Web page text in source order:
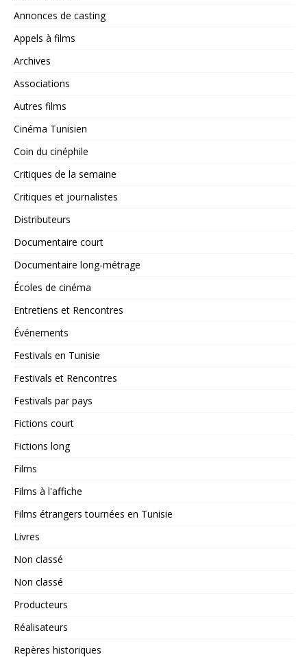
Annonces de casting
Appels à films
Archives
Associations
Autres films
Cinéma Tunisien
Coin du cinéphile
Critiques de la semaine
Critiques et journalistes
Distributeurs
Documentaire court
Documentaire long-métrage
Écoles de cinéma
Entretiens et Rencontres
Événements
Festivals en Tunisie
Festivals et Rencontres
Festivals par pays
Fictions court
Fictions long
Films
Films à l'affiche
Films étrangers tournées en Tunisie
Livres
Non classé
Non classé
Producteurs
Réalisateurs
Repères historiques